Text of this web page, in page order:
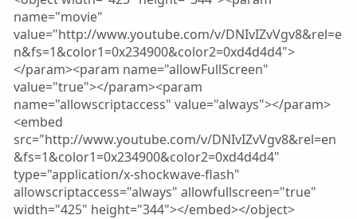
name="movie"
value="http://www.youtube.com/v/DNIvIZvVgv8&rel=e
n&fs=1&color1=0x234900&color2=0xd4d4d4">
</param><param name="allowFullScreen"
value="true"></param><param
name="allowscriptaccess" value="always"></param>
<embed
src="http://www.youtube.com/v/DNIvIZvVgv8&rel=en
&fs=1&color1=0x234900&color2=0xd4d4d4"
type="application/x-shockwave-flash"
allowscriptaccess="always" allowfullscreen="true"
width="425" height="344"></embed></object>